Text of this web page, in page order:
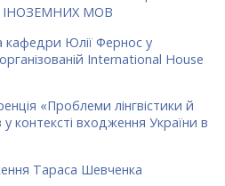
ІНОЗЕМНИХ МОВ
кафедри Юлії Фернос у
International House
«Проблеми лінгвістики й
контексті входження України в
Тараса Шевченка